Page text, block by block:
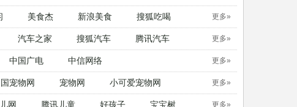
美食杰 新浪美食 搜狐吃喝 更多»
汽车之家 搜狐汽车 腾讯汽车 更多»
中国广电 中信网络 更多»
宠物网 宠物网 ​小可爱宠物网 更多»
网 腾讯儿童 好孩子 宝宝树 更多»